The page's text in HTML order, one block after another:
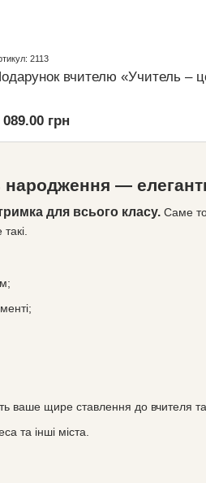
—
для всього класу. Саме
ваше щире ставлення до вчителя та
та інші міста.
2113
вчителю «Учитель –
089.00 грн